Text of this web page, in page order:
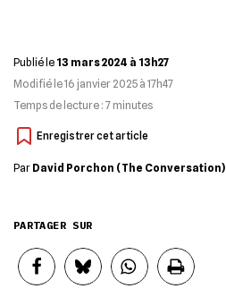
Publié le 13 mars 2024 à 13h27
Modifié le16 janvier 2025 à 17h47
Temps de lecture : 7 minutes
Par David Porchon (The Conversation)
PARTAGER SUR